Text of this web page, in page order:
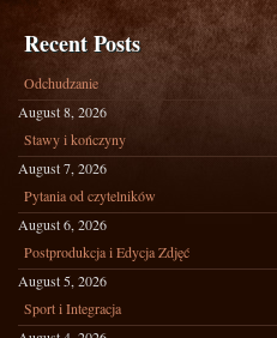
Recent Posts
Odchudzanie
August 8, 2026
Stawy i kończyny
August 7, 2026
Pytania od czytelników
August 6, 2026
Postprodukcja i Edycja Zdjęć
August 5, 2026
Sport i Integracja